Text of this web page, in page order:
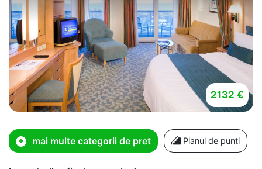
2132 €
mai multe categorii de pret Planul de punti